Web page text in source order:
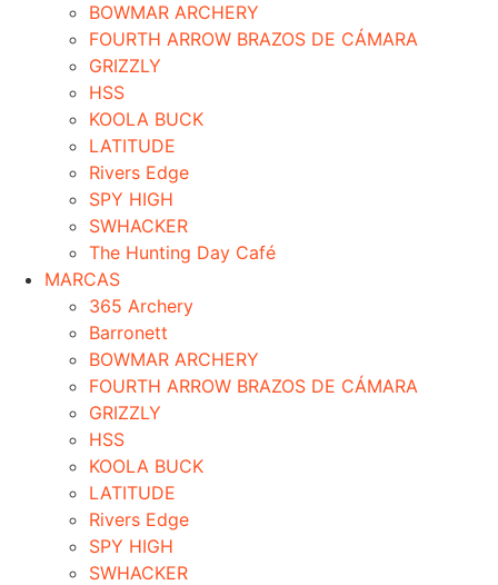
BOWMAR ARCHERY
FOURTH ARROW BRAZOS DE CÁMARA
GRIZZLY
HSS
KOOLA BUCK
LATITUDE
Rivers Edge
SPY HIGH
SWHACKER
The Hunting Day Café
MARCAS
365 Archery
Barronett
BOWMAR ARCHERY
FOURTH ARROW BRAZOS DE CÁMARA
GRIZZLY
HSS
KOOLA BUCK
LATITUDE
Rivers Edge
SPY HIGH
SWHACKER